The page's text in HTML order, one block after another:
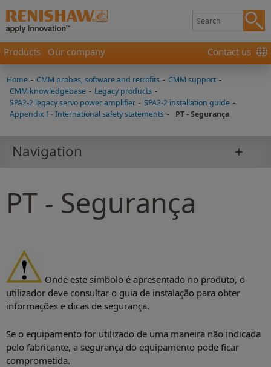
Products Our company Contact us
Home - CMM probes, software and retrofits - CMM support -
CMM knowledgebase - Legacy products -
SPA2-2 legacy servo power amplifier - SPA2-2 installation guide -
Appendix 1 - International safety statements - PT - Segurança
Navigation
PT - Segurança
Onde este símbolo é apresentado no produto, o
utilizador deve consultar o guia de instalação para obter
informações e dicas de segurança.
Se o equipamento for utilizado de uma maneira não indicada
pelo fabricante, a segurança do equipamento pode ficar
comprometida.